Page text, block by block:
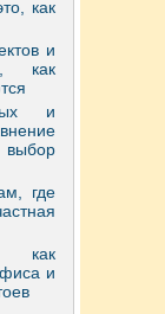
как
и
как
и
где
как
и